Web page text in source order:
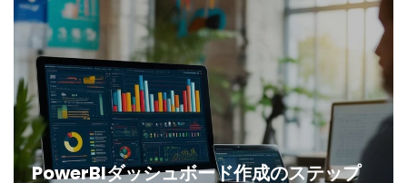
PowerBIダッシュボード作成のステップ